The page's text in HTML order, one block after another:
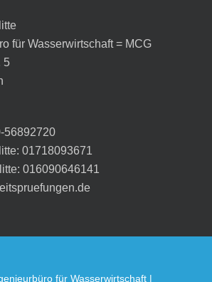
für Wasserwirtschaft = MCG
5
56892720
01718093671
016090646141
für Wasserwirtschaft |